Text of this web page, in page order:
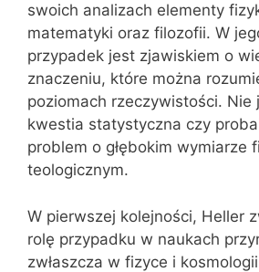
swoich analizach elementy
matematyki oraz filozofii. W
przypadek jest zjawiskiem o
znaczeniu, które można
poziomach rzeczywistości. Nie
kwestia statystyczna czy
problem o głębokim wymiarze
teologicznym.
W pierwszej kolejności, Heller
rolę przypadku w naukach
zwłaszcza w fizyce i